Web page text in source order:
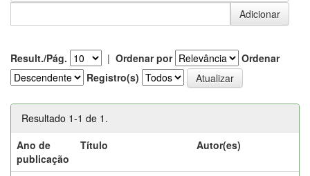
Result./Pág. | Ordenar por
Ordenar
Registro(s)
Resultado 1-1 de 1.
Ano de
publicação
Título Autor(es)